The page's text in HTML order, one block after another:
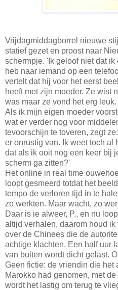
Vrijdagmiddagborrel nieuwe
statief gezet en proost naar
schermpje. 'Ik geloof niet dat
heb naar iemand op een
vertelt dat hij voor het eerst
heeft met zijn moeder. Ze wist
was maar ze vond het erg leuk.
Als ik mijn eigen moeder
wat er verder nog voor
tevoorschijn te toveren, zegt
er onrustig van. Ik weet toch al
dat als ik ooit nog een keer bij
scherm ga zitten?'
Het online in real time
loopt gesmeerd totdat het
tempo de verloren tijd in te
zo werkten. Maar wacht, zo
Daar is ie alweer, P., en nu
altijd verhalen, daarom houd ik
over de Chinees die de
achtige klachten. Een half uur
van buiten wordt dicht gelast.
Geen fictie: de vriendin die het
Marokko had genomen, met
wordt het lastig om terug te